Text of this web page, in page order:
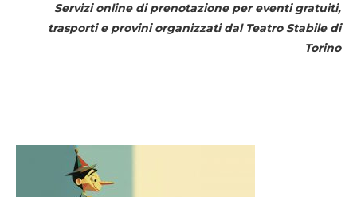
Servizi online di prenotazione per eventi gratuiti,
trasporti e provini organizzati dal Teatro Stabile di
Torino